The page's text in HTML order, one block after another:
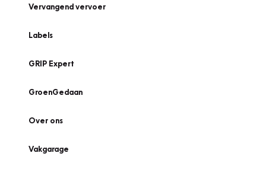
Vervangend vervoer
Labels
GRIP Expert
GroenGedaan
Over ons
Vakgarage